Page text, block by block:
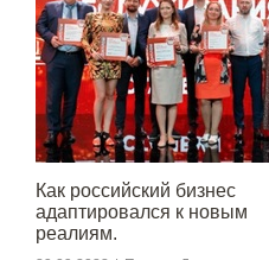
​​Как российский бизнес
адаптировался к новым
реалиям.